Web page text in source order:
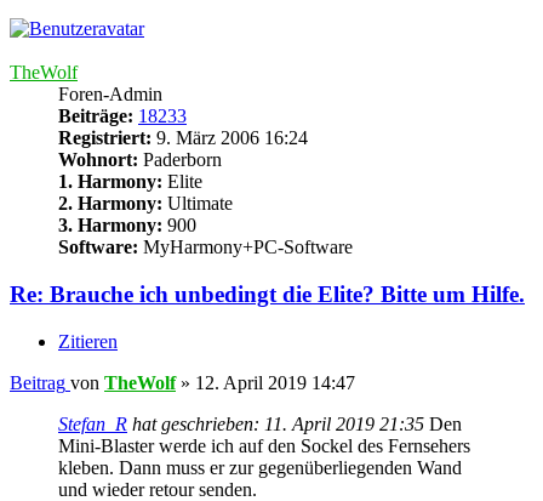
TheWolf
Foren-Admin
Beiträge: 18233
Registriert: 9. März 2006 16:24
Wohnort: Paderborn
1. Harmony: Elite
2. Harmony: Ultimate
3. Harmony: 900
Software: MyHarmony+PC-Software
Re: Brauche ich unbedingt die Elite? Bitte um Hilfe.
Zitieren
Beitrag von TheWolf» 12. April 2019 14:47
Stefan_R hat geschrieben: 11. April 2019 21:35 Den
Mini-Blaster werde ich auf den Sockel des Fernsehers
kleben. Dann muss er zur gegenüberliegenden Wand
und wieder retour senden.